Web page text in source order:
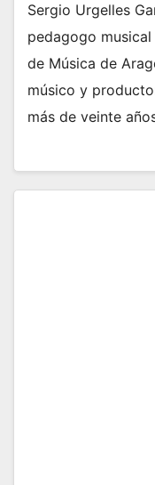
Sergio Urgelles
pedagogo
de Música de
músico y
más de veinte